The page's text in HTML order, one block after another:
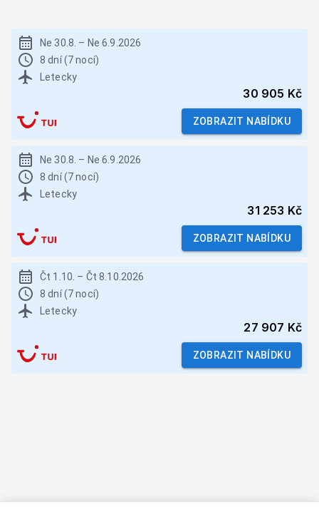
Ne 30.8. – Ne 6.9.2026
8 dní (7 nocí)
Letecky
30 905 Kč
ZOBRAZIT NABÍDKU
Ne 30.8. – Ne 6.9.2026
8 dní (7 nocí)
Letecky
31 253 Kč
ZOBRAZIT NABÍDKU
Čt 1.10. – Čt 8.10.2026
8 dní (7 nocí)
Letecky
27 907 Kč
ZOBRAZIT NABÍDKU